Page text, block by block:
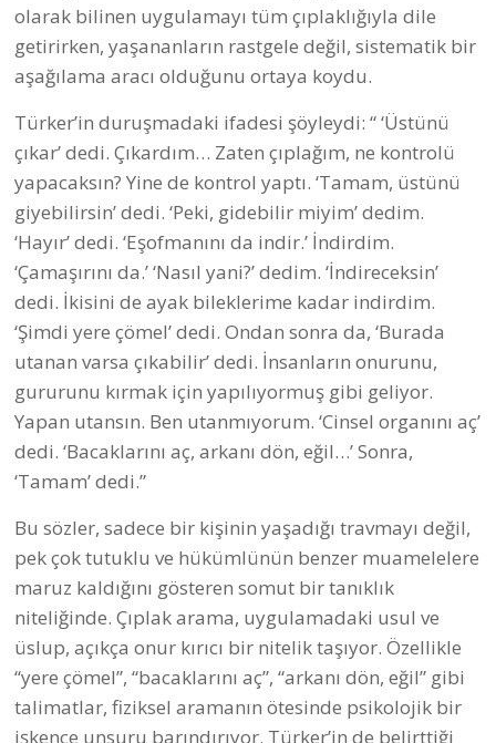
olarak bilinen uygulamayı tüm çıplaklığıyla dile
getirirken, yaşananların rastgele değil, sistematik bir
aşağılama aracı olduğunu ortaya koydu.
Türker’in duruşmadaki ifadesi şöyleydi: “ ‘Üstünü
çıkar’ dedi. Çıkardım… Zaten çıplağım, ne kontrolü
yapacaksın? Yine de kontrol yaptı. ‘Tamam, üstünü
giyebilirsin’ dedi. ‘Peki, gidebilir miyim’ dedim.
‘Hayır’ dedi. ‘Eşofmanını da indir.’ İndirdim.
‘Çamaşırını da.’ ‘Nasıl yani?’ dedim. ‘İndireceksin’
dedi. İkisini de ayak bileklerime kadar indirdim.
‘Şimdi yere çömel’ dedi. Ondan sonra da, ‘Burada
utanan varsa çıkabilir’ dedi. İnsanların onurunu,
gururunu kırmak için yapılıyormuş gibi geliyor.
Yapan utansın. Ben utanmıyorum. ‘Cinsel organını aç’
dedi. ‘Bacaklarını aç, arkanı dön, eğil…’ Sonra,
‘Tamam’ dedi.”
Bu sözler, sadece bir kişinin yaşadığı travmayı değil,
pek çok tutuklu ve hükümlünün benzer muamelelere
maruz kaldığını gösteren somut bir tanıklık
niteliğinde. Çıplak arama, uygulamadaki usul ve
üslup, açıkça onur kırıcı bir nitelik taşıyor. Özellikle
“yere çömel”, “bacaklarını aç”, “arkanı dön, eğil” gibi
talimatlar, fiziksel aramanın ötesinde psikolojik bir
işkence unsuru barındırıyor. Türker’in de belirttiği